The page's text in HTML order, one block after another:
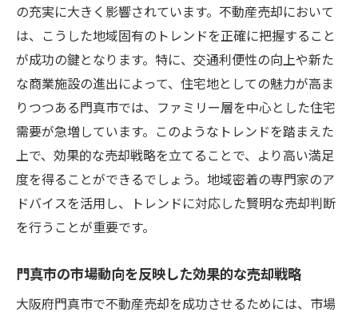
の充実に大きく影響されています。不動産売却において
は、こうした地域固有のトレンドを正確に把握すること
が成功の鍵となります。特に、交通利便性の向上や新た
な商業施設の進出によって、住宅地としての魅力が高ま
りつつある門真市では、ファミリー層を中心とした住宅
需要が急増しています。このようなトレンドを踏まえた
上で、効果的な売却戦略を立てることで、より高い満足
度を得ることができるでしょう。地域密着の専門家のア
ドバイスを活用し、トレンドに対応した賢明な売却判断
を行うことが重要です。
門真市の市場動向を反映した効果的な売却戦略
大阪府門真市で不動産売却を成功させるためには、市場